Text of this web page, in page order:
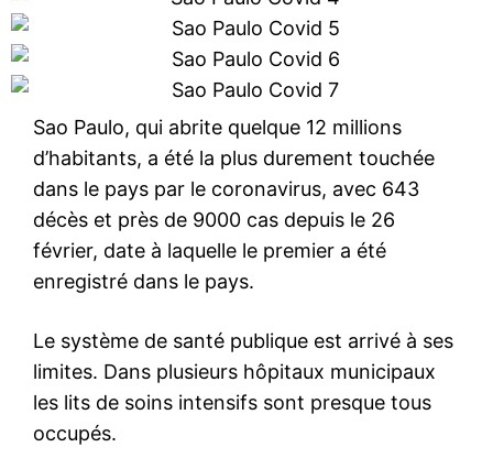
Sao Paulo, qui abrite quelque 12 millions
d’habitants, a été la plus durement touchée
dans le pays par le coronavirus, avec 643
décès et près de 9000 cas depuis le 26
février, date à laquelle le premier a été
enregistré dans le pays.
Le système de santé publique est arrivé à ses
limites. Dans plusieurs hôpitaux municipaux
les lits de soins intensifs sont presque tous
occupés.